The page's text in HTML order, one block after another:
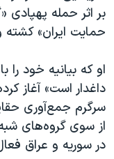
بر اثر حمله
حمایت ایران»
او که بیانیه خود را
داغدار است» آغاز
سرگرم جمع‌آوری
از سوی گروه‌های
در سوریه و عراق